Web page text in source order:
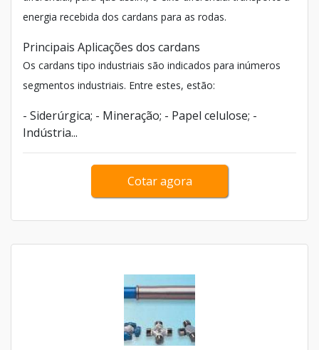
energia recebida dos cardans para as rodas.
Principais Aplicações dos cardans
Os cardans tipo industriais são indicados para inúmeros
segmentos industriais. Entre estes, estão:
- Siderúrgica; - Mineração; - Papel celulose; -
Indústria...
Cotar agora